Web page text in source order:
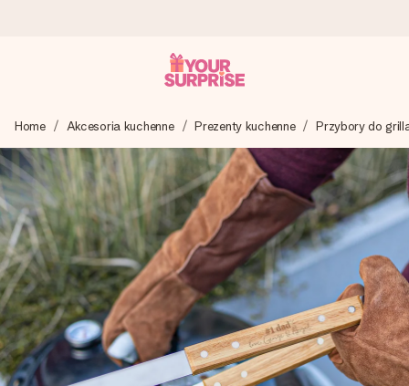
Tworzymy Twój prezent z troską i wysyłamy go w mgnieniu
oka – dzięki czemu możesz go dać dokładnie we
właściwym momencie, kiedy ma to największe znaczenie
4,7 (na podstawie +15 000 opinii)
Nasze prezenty inspirują. Klienci oceniają nas na 4,7 w
Google Reviews.
Darmowy bilecik z życzeniami
Home Akcesoria kuchenne Prezenty kuchenne Przybory do